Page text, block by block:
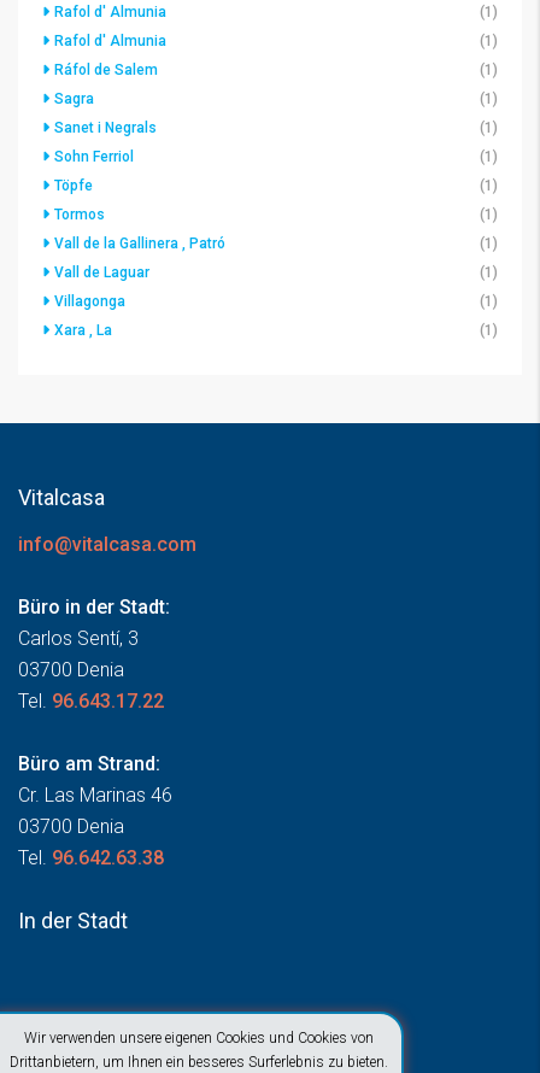
Wir verwenden unsere eigenen Cookies und Cookies von
Drittanbietern, um Ihnen ein besseres Surferlebnis zu bieten.
Rafol d' Almunia
(1)
Rafol d' Almunia
(1)
Ráfol de Salem
(1)
Sagra
(1)
Sanet i Negrals
(1)
Sohn Ferriol
(1)
Töpfe
(1)
Tormos
(1)
Vall de la Gallinera , Patró
(1)
Vall de Laguar
(1)
Villagonga
(1)
Xara , La
(1)
Vitalcasa
info@vitalcasa.com
Büro in der Stadt:
Carlos Sentí, 3
03700 Denia
Tel. 96.643.17.22
Büro am Strand:
Cr. Las Marinas 46
03700 Denia
Tel. 96.642.63.38
In der Stadt